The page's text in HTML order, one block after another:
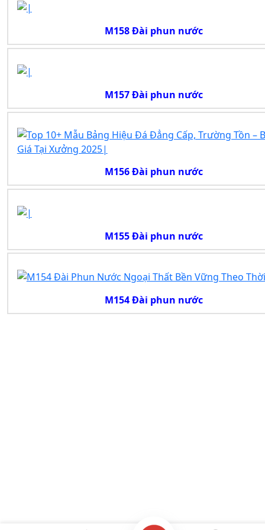
M158 Đài phun nước
M157 Đài phun nước
M156 Đài phun nước
M155 Đài phun nước
M154 Đài phun nước